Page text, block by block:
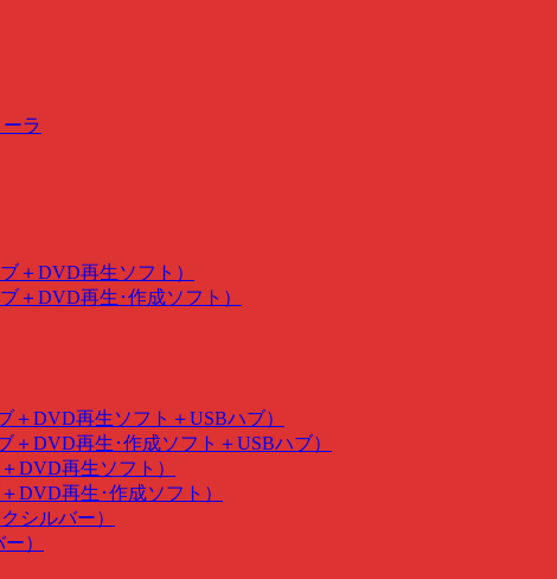
ラ
＋DVD再生ソフト）
＋DVD再生･作成ソフト）
＋DVD再生ソフト＋USBハブ）
＋DVD再生･作成ソフト＋USBハブ）
DVD再生ソフト）
DVD再生･作成ソフト）
シルバー）
）